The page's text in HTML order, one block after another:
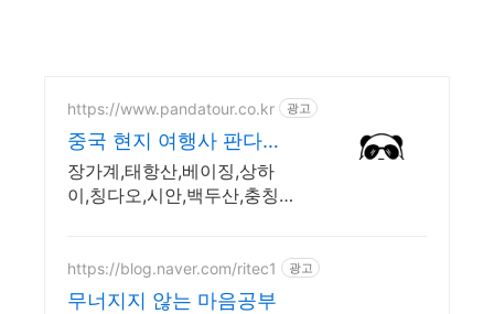
https://www.pandatour.co.kr 광고
중국 현지 여행사 판다투
어 노쇼핑,노옵션,노팁
장가계,태항산,베이징,상하
이,칭다오,시안,백두산,충칭,
행은 반칙!!!
https://blog.naver.com/ritec1 광고
무너지지 않는 마음공부